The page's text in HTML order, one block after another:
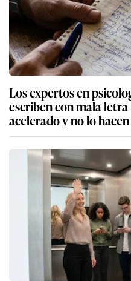
Los expertos en
escriben con mala
acelerado y no lo